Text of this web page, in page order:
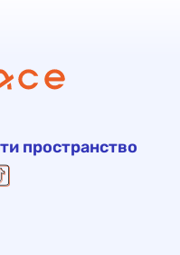
пространство